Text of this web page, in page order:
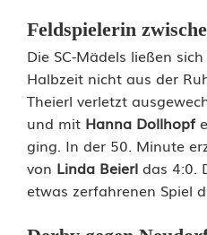
s
S
C
L
u
Feldspielerin
Die SC-Mädels ließen
Halbzeit nicht aus der
Theierl verletzt
und mit Hanna Dollhopf
ging. In der 50. Minute
von Linda Beierl das 4:0.
etwas zerfahrenen Spiel